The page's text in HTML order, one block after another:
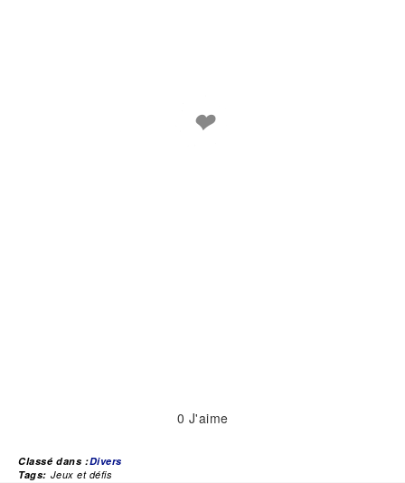
❤
0 J'aime
Classé dans :Divers
Tags: Jeux et défis